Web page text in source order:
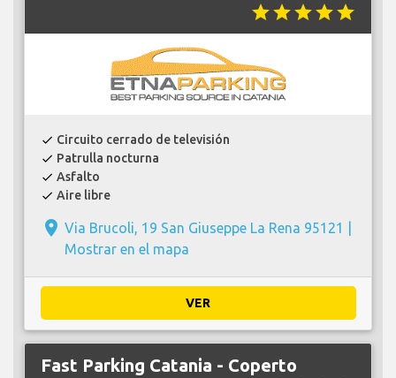
starstarstarstarstar
check Circuito cerrado de televisión
check Patrulla nocturna
check Asfalto
check Aire libre
place Via Brucoli, 19 San Giuseppe La Rena 95121 |
Mostrar en el mapa
VER
Fast Parking Catania - Coperto